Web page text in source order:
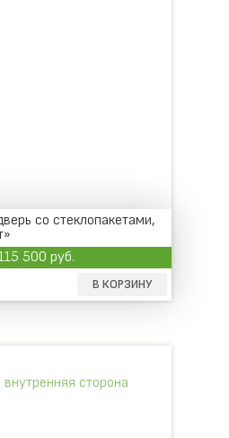
со стеклопакетами,
500 руб.
В КОРЗИНУ